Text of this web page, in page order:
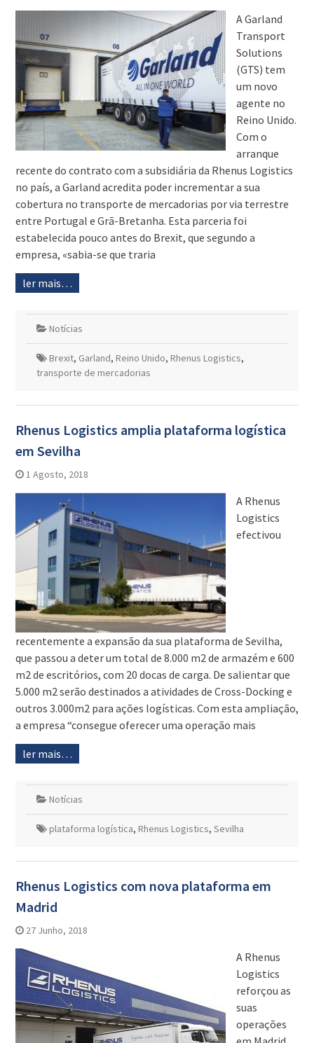
A Garland
Transport
Solutions
(GTS) tem
um novo
agente no
Reino Unido.
Com o
arranque
recente do contrato com a subsidiária da Rhenus Logistics
no país, a Garland acredita poder incrementar a sua
cobertura no transporte de mercadorias por via terrestre
entre Portugal e Grã-Bretanha. Esta parceria foi
estabelecida pouco antes do Brexit, que segundo a
empresa, «sabia-se que traria
ler mais…
Notícias
Brexit, Garland, Reino Unido, Rhenus Logistics,
transporte de mercadorias
Rhenus Logistics amplia plataforma logística
em Sevilha
1 Agosto, 2018
A Rhenus
Logistics
efectivou
recentemente a expansão da sua plataforma de Sevilha,
que passou a deter um total de 8.000 m2 de armazém e 600
m2 de escritórios, com 20 docas de carga. De salientar que
5.000 m2 serão destinados a atividades de Cross-Docking e
outros 3.000m2 para ações logísticas. Com esta ampliação,
a empresa “consegue oferecer uma operação mais
ler mais…
Notícias
plataforma logística, Rhenus Logistics, Sevilha
Rhenus Logistics com nova plataforma em
Madrid
27 Junho, 2018
A Rhenus
Logistics
reforçou as
suas
operações